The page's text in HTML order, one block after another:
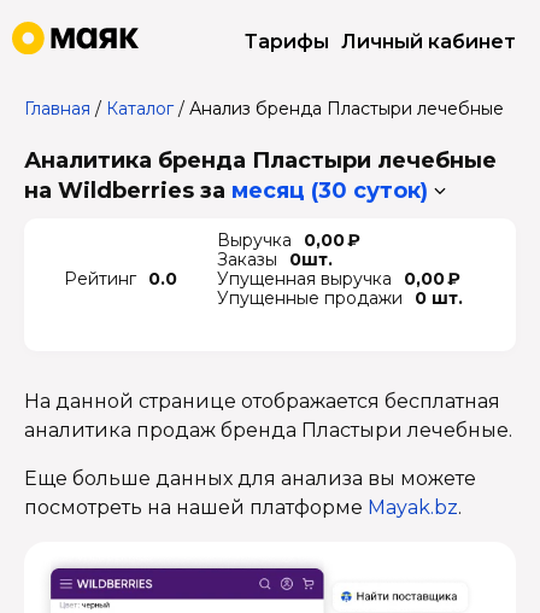
Тарифы Личный кабинет
Главная / Каталог/ Анализ бренда Пластыри лечебные
Аналитика бренда Пластыри лечебные
на Wildberries за месяц (30 суток)
Рейтинг 0.0
Выручка
0,00 ₽
Заказы
0шт.
Упущенная выручка
0,00 ₽
Упущенные продажи
0 шт.
На данной странице отображается бесплатная
аналитика продаж бренда Пластыри лечебные.
Еще больше данных для анализа вы можете
посмотреть на нашей платформе Mayak.bz.